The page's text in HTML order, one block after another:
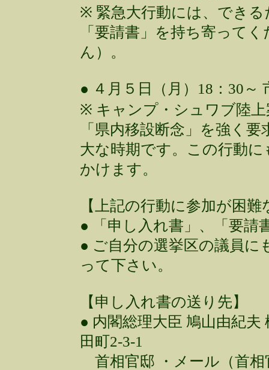
※ 緊急大行動には、でき
「要請書」を持ち寄って
ん）。
● ４月５日（月）18：30～
※ キャンプ・シュワブ陸
「県内移設断念」を強く
大な時期です。この行動
かけます。
【上記の行動に参加が困難
● 「申し入れ書」、「要請
● ご自分の選挙区の議員に
って下さい。
【申し入れ書の送り先】
● 内閣総理大臣 鳩山由紀夫
田町2-3-1
首相官邸 ・メール（首相